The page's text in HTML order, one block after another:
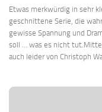
Etwas merkwürdig in sehr
geschnittene Serie, die
gewisse Spannung und
soll … was es nicht
auch leider von Christoph